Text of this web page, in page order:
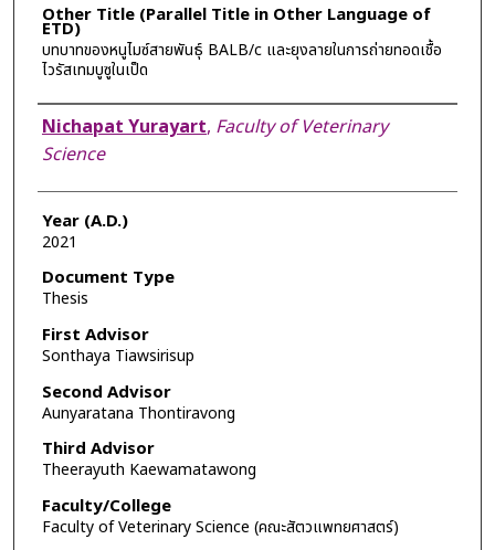
Other Title (Parallel Title in Other Language of
ETD)
บทบาทของหนูไมซ์สายพันธุ์ BALB/c และยุงลายในการถ่ายทอดเชื้อ
ไวรัสเทมบูซูในเป็ด
Author
Nichapat Yurayart, Faculty of Veterinary
Science
Year (A.D.)
2021
Document Type
Thesis
First Advisor
Sonthaya Tiawsirisup
Second Advisor
Aunyaratana Thontiravong
Third Advisor
Theerayuth Kaewamatawong
Faculty/College
Faculty of Veterinary Science (คณะสัตวแพทยศาสตร์)